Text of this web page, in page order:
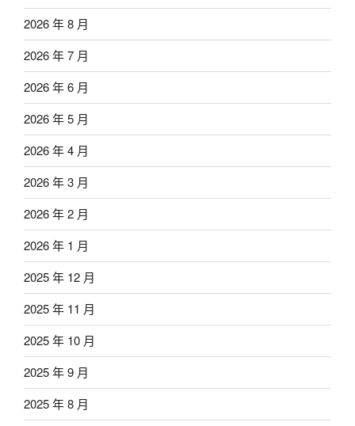
2026 年 8 月
2026 年 7 月
2026 年 6 月
2026 年 5 月
2026 年 4 月
2026 年 3 月
2026 年 2 月
2026 年 1 月
2025 年 12 月
2025 年 11 月
2025 年 10 月
2025 年 9 月
2025 年 8 月